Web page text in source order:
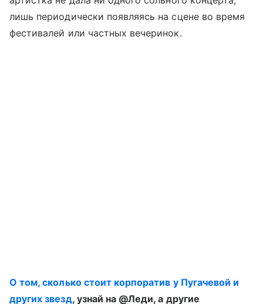
лишь периодически появляясь на сцене во время
фестивалей или частных вечеринок.
О том, сколько стоит корпоратив у Пугачевой и
других звезд, узнай на @Леди, а другие